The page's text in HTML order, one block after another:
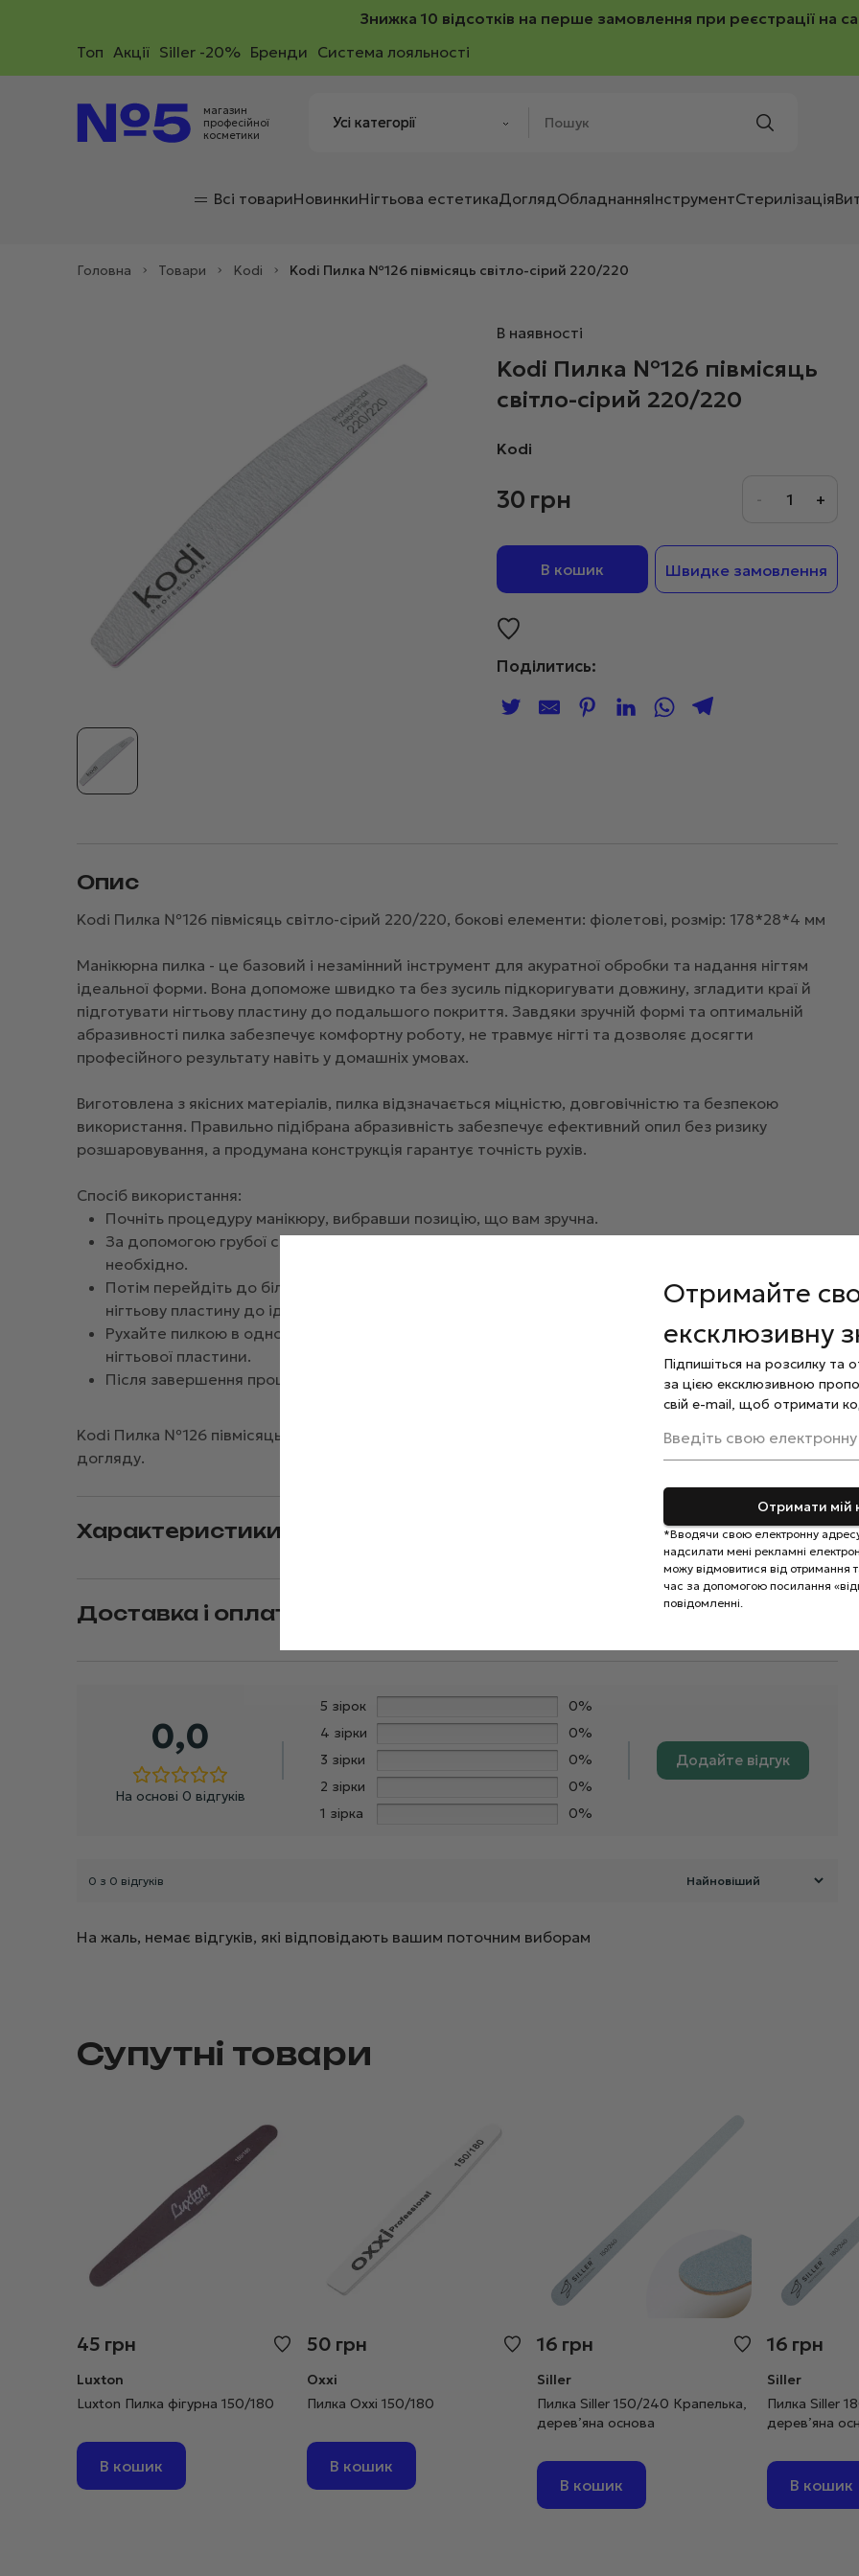
Отримайте
ексклюзивну
Підпишіться на розсилку та
за цією ексклюзивною
свій e-mail, щоб отримати
Введіть свою
Отримати мій
*Вводячи свою електронну
надсилати мені рекламні
можу відмовитися від отримання
час за допомогою посилання
повідомленні.
Знижка 10 відсотків на перше замовлення при реєстрації на
Toп Акції Siller -20% Бренди Система лояльності
магазин
професійної
косметики
Всі товариНовинкиНігтьова естетикаДоглядОбладнанняІнструментСтерилізація
Головна > Товари > Kodi > Kodi Пилка №126 півмісяць світло-сірий 220/220
В наявності
Kodi Пилка №126 півмісяць
світло-сірий 220/220
Kodi
30 грн
В кошик Швидке замовлення
Поділитись:
Опис
Kodi Пилка №126 півмісяць світло-сірий 220/220, бокові елементи: фіолетові, розмір: 178*28*4 мм
Манікюрна пилка - це базовий і незамінний інструмент для акуратної обробки та надання нігтям
ідеальної форми. Вона допоможе швидко та без зусиль підкоригувати довжину, згладити краї й
підготувати нігтьову пластину до подальшого покриття. Завдяки зручній формі та оптимальній
абразивності пилка забезпечує комфортну роботу, не травмує нігті та дозволяє досягти
професійного результату навіть у домашніх умовах.
Виготовлена з якісних матеріалів, пилка відзначається міцністю, довговічністю та безпекою
використання. Правильно підібрана абразивність забезпечує ефективний опил без ризику
розшаровування, а продумана конструкція гарантує точність рухів.
Спосіб використання:
Почніть процедуру манікюру, вибравши позицію, що вам зручна.
За допомогою грубої сторони пилки вирівняйте форму і скоротіть довжину нігтів, якщо
необхідно.
Потім перейдіть до більш дрібного зерна, щоб відшліфувати недосконалості та довести
нігтьову пластину до ідеального стану.
Рухайте пилкою в одному напрямку, уникаючи зайвого натискання для запобігання пошкоджень
нігтьової пластини.
Після завершення процедури для догляду за кутикулою нанесіть спеціальнуолію.
Kodi Пилка №126 півмісяць світло-сірий 220/220 використовується тільки для індивідуального
догляду.
Характеристики
Доставка і оплата
0,0
На основі 0 відгуків
5 зірок
0%
4 зірки
0%
3 зірки
0%
2 зірки
0%
1 зірка
0%
Додайте відгук
0 з 0 відгуків
На жаль, немає відгуків, які відповідають вашим поточним виборам
Супутні товари
45 грн
Luxton
Luxton Пилка фігурна 150/180
В кошик
50 грн
Oxxi
Пилка Oxxi 150/180
В кошик
16 грн
Siller
Пилка Siller 150/240 Крапелька,
дерев’яна основа
В кошик
16 грн
Siller
Пилка Siller
дерев’яна
В кошик